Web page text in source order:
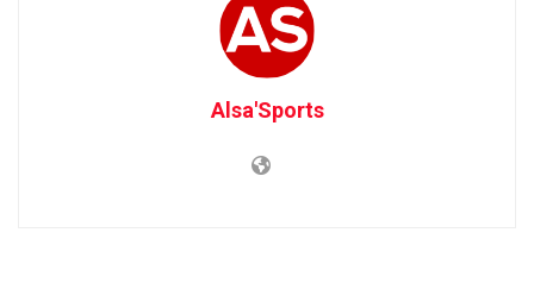
Alsa'Sports